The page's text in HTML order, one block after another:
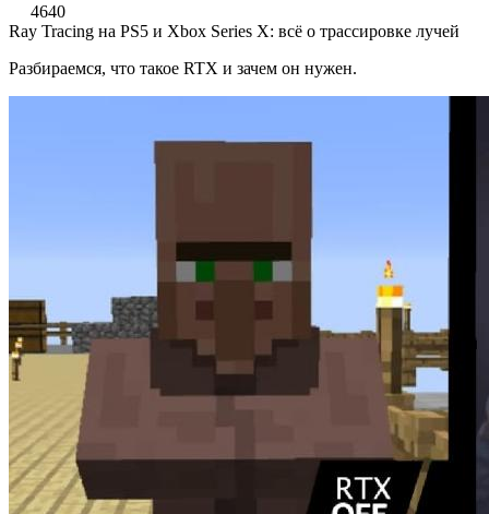
4640
Ray Tracing на PS5 и Xbox Series X: всё о трассировке лучей
Разбираемся, что такое RTX и зачем он нужен.